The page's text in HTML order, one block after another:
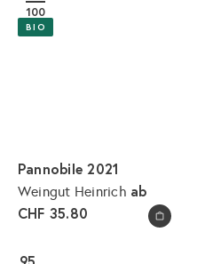
In den Warenkorb legen
100
BIO
Pannobile 2021
Weingut Heinrich ab
CHF 35.80